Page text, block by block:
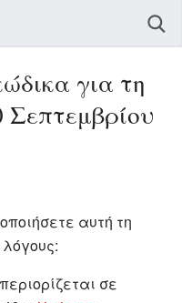
για τη
αυτή τη
σε